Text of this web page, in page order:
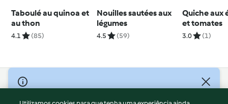
Taboulé au quinoa et
au thon
4.1 (85)
Nouilles sautées aux
légumes
4.5 (59)
Quiche aux
et tomates
3.0 (1)
© Copyright 2026